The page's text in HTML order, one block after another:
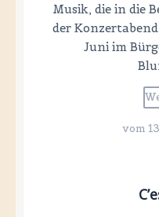
Musik, die in die
der Konzertabend
Juni im
vom